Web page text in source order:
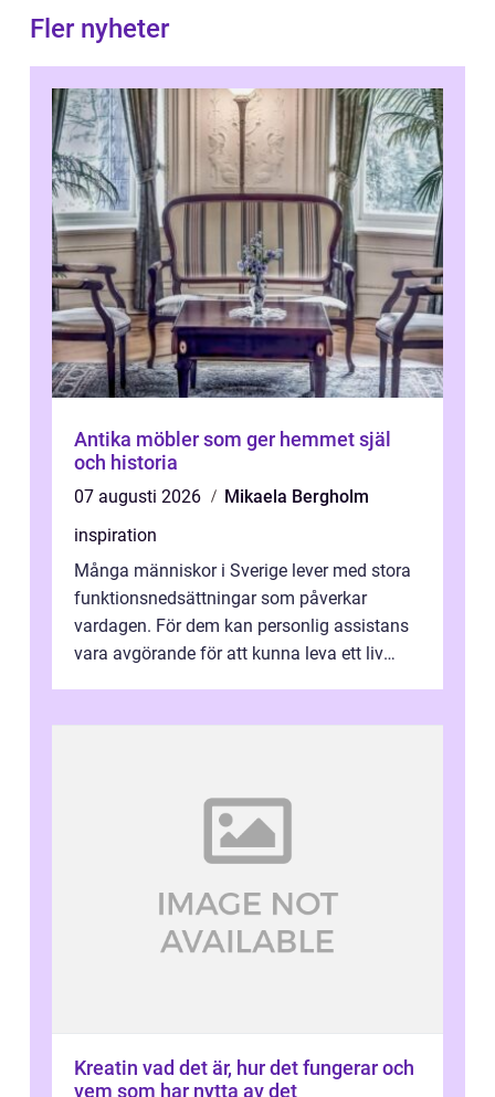
Fler nyheter
Antika möbler som ger hemmet själ
och historia
07 augusti 2026
Mikaela Bergholm
inspiration
Många människor i Sverige lever med stora
funktionsnedsättningar som påverkar
vardagen. För dem kan personlig assistans
vara avgörande för att kunna leva ett liv
Kreatin vad det är, hur det fungerar och
vem som har nytta av det